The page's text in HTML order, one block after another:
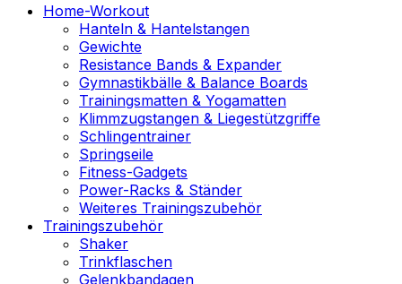
Home-Workout
Hanteln & Hantelstangen
Gewichte
Resistance Bands & Expander
Gymnastikbälle & Balance Boards
Trainingsmatten & Yogamatten
Klimmzugstangen & Liegestützgriffe
Schlingentrainer
Springseile
Fitness-Gadgets
Power-Racks & Ständer
Weiteres Trainingszubehör
Trainingszubehör
Shaker
Trinkflaschen
Gelenkbandagen